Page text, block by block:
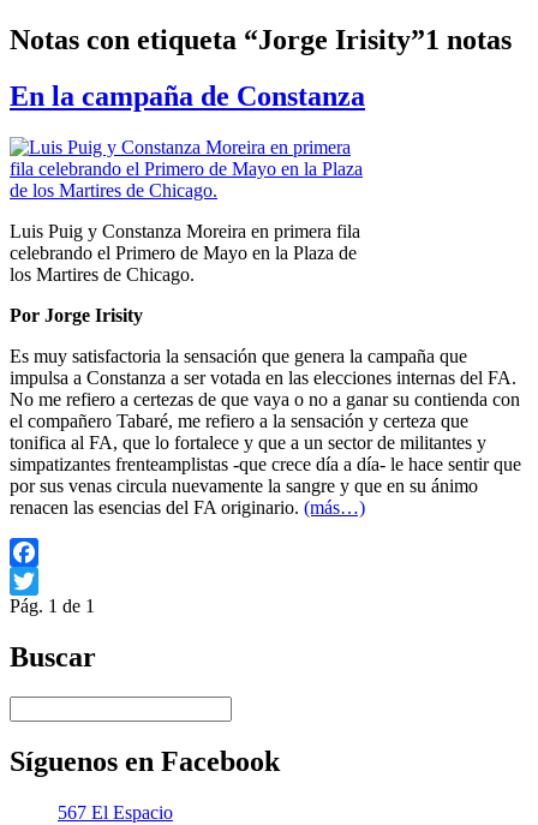
Notas con etiqueta “Jorge Irisity”1 notas
En la campaña de Constanza
Luis Puig y Constanza Moreira en primera fila
celebrando el Primero de Mayo en la Plaza de
los Martires de Chicago.
Por Jorge Irisity
Es muy satisfactoria la sensación que genera la campaña que
impulsa a Constanza a ser votada en las elecciones internas del FA.
No me refiero a certezas de que vaya o no a ganar su contienda con
el compañero Tabaré, me refiero a la sensación y certeza que
tonifica al FA, que lo fortalece y que a un sector de militantes y
simpatizantes frenteamplistas -que crece día a día- le hace sentir que
por sus venas circula nuevamente la sangre y que en su ánimo
renacen las esencias del FA originario. (más…)
Facebook
Twitter
Pág. 1 de 1
Buscar
Síguenos en Facebook
567 El Espacio